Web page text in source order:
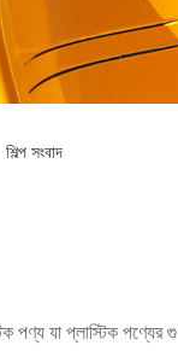
শিল্প সংবাদ
পণ্য যা প্লাস্টিক পণ্যের